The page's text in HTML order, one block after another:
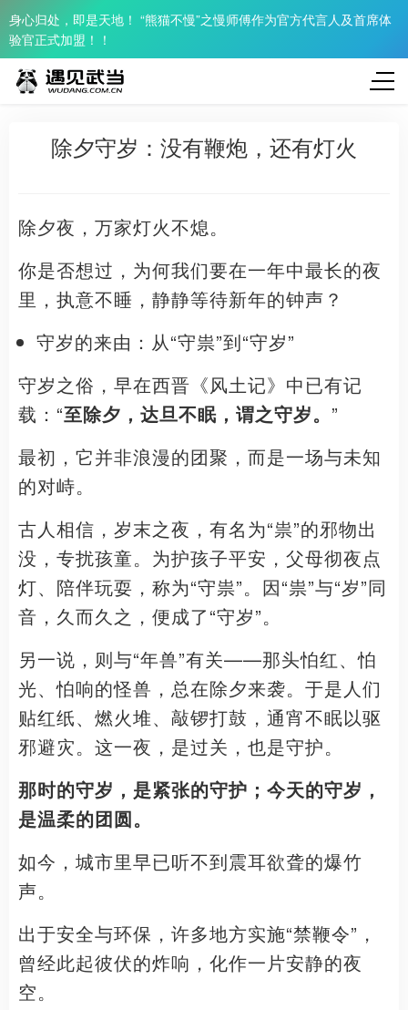
身心归处，即是天地！ “熊猫不慢”之慢师傅作为官方代言人及首席体
验官正式加盟！！
除夕守岁：没有鞭炮，还有灯火
除夕夜，万家灯火不熄。
你是否想过，为何我们要在一年中最长的夜
里，执意不睡，静静等待新年的钟声？
守岁的来由：从“守祟”到“守岁”
守岁之俗，早在西晋《风土记》中已有记
载：“至除夕，达旦不眠，谓之守岁。 ”
最初，它并非浪漫的团聚，而是一场与未知
的对峙。
古人相信，岁末之夜，有名为“祟”的邪物出
没，专扰孩童。为护孩子平安，父母彻夜点
灯、陪伴玩耍，称为“守祟”。因“祟”与“岁”同
音，久而久之，便成了“守岁”。
另一说，则与“年兽”有关——那头怕红、怕
光、怕响的怪兽，总在除夕来袭。于是人们
贴红纸、燃火堆、敲锣打鼓，通宵不眠以驱
邪避灾。这一夜，是过关，也是守护。
那时的守岁，是紧张的守护；今天的守岁，
是温柔的团圆。
如今，城市里早已听不到震耳欲聋的爆竹
声。
出于安全与环保，许多地方实施“禁鞭令”，
曾经此起彼伏的炸响，化作一片安静的夜
空。